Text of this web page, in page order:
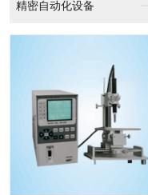
精密自动化设备